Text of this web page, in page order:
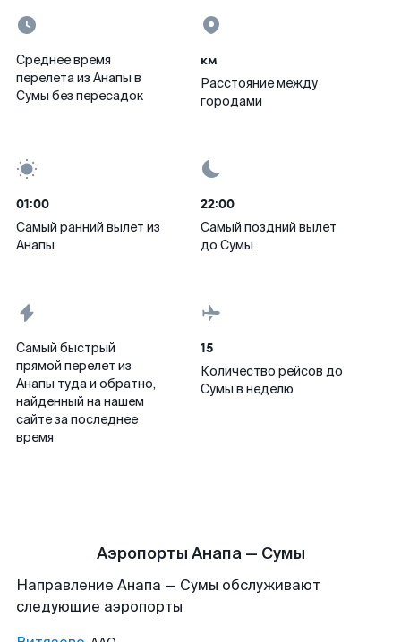
Среднее время
перелета из Анапы в
Сумы без пересадок
км
Расстояние между
городами
01:00
Самый ранний вылет из
Анапы
22:00
Самый поздний вылет
до Сумы
Самый быстрый
прямой перелет из
Анапы туда и обратно,
найденный на нашем
сайте за последнее
время
15
Количество рейсов до
Сумы в неделю
Аэропорты Анапа — Сумы
Направление Анапа — Сумы обслуживают
следующие аэропорты